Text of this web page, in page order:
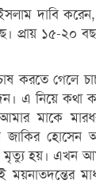
দাবি
প্রায় ১৫-২০
করতে গেলে
এ নিয়ে কথা
মাকে
জাকির হোসেন
হয়। এখন